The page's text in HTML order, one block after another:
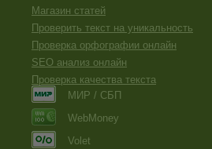
Магазин статей
Проверить текст на уникальность
Проверка орфографии онлайн
SEO анализ онлайн
Проверка качества текста
МИР / СБП
WebMoney
Volet